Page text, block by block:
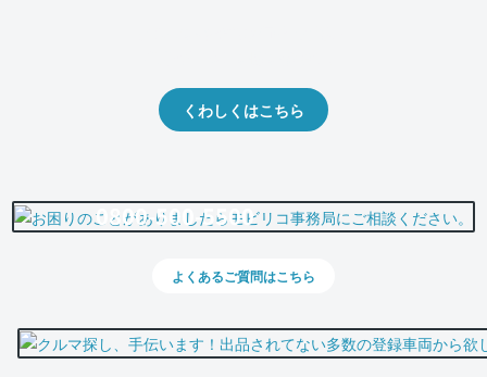
くわしくはこちら
0800-500-5500
よくあるご質問はこちら